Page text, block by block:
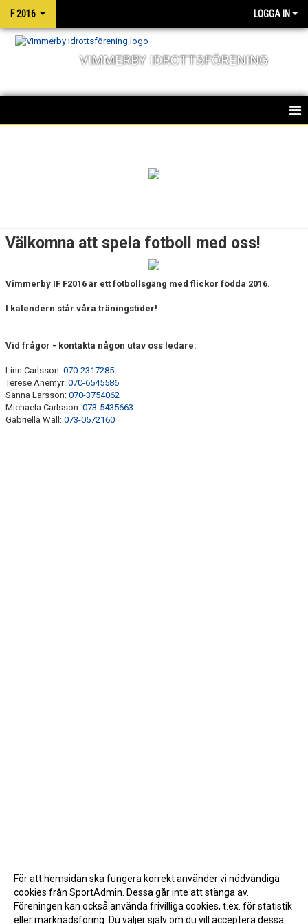
F 2016 LOGGA IN
VIMMERBY IDROTTSFÖRENING
BILDGALLERI
KONTAKT
Välkomna att spela fotboll med oss!
Vimmerby IF F2016 är ett fotbollsgäng med flickor födda 2016.
I kalendern står våra träningstider!
Vid frågor - kontakta någon utav oss ledare:
Linn Carlsson: 070-2317285
Terese Anemyr: 070-6545586
Sanna Larsson: 070-3754062
Michaela Carlsson: 073-5435663
Gabriella Wall: 073-0572160
För att hemsidan ska fungera korrekt använder vi nödvändiga
cookies från SportAdmin. Dessa går inte att stänga av.
Föreningen kan också använda frivilliga cookies, t.ex. för statistik
eller marknadsföring. Du väljer själv om du vill acceptera dessa.